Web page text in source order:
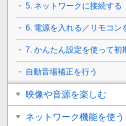
5. ネットワークに接続する
6. 電源を入れる／リモコン
7. かんたん設定を使って初
自動音場補正を行う
映像や音源を楽しむ
ネットワーク機能を使う